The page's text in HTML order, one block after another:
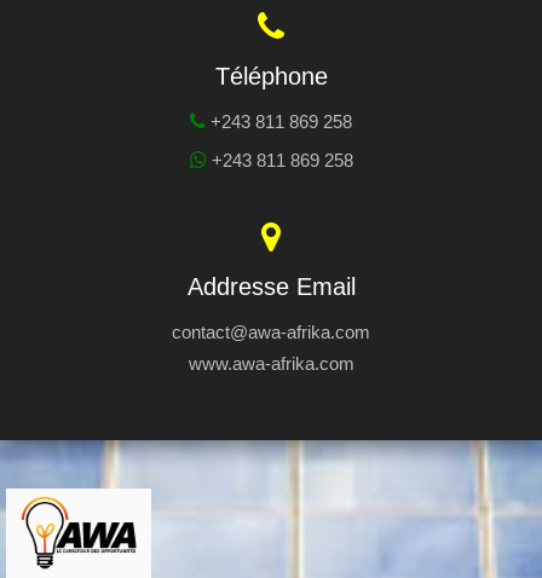
Téléphone
+243 811 869 258
+243 811 869 258
Addresse Email
contact@awa-afrika.com
www.awa-afrika.com